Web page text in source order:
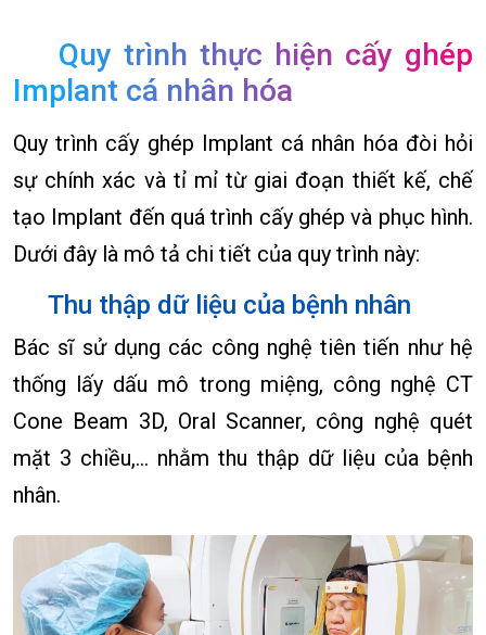
Quy trình thực hiện cấy ghép
Implant cá nhân hóa
Quy trình cấy ghép Implant cá nhân hóa đòi hỏi
sự chính xác và tỉ mỉ từ giai đoạn thiết kế, chế
tạo Implant đến quá trình cấy ghép và phục hình.
Dưới đây là mô tả chi tiết của quy trình này:
Thu thập dữ liệu của bệnh nhân
Bác sĩ sử dụng các công nghệ tiên tiến như hệ
thống lấy dấu mô trong miệng, công nghệ CT
Cone Beam 3D, Oral Scanner, công nghệ quét
mặt 3 chiều,… nhằm thu thập dữ liệu của bệnh
nhân.